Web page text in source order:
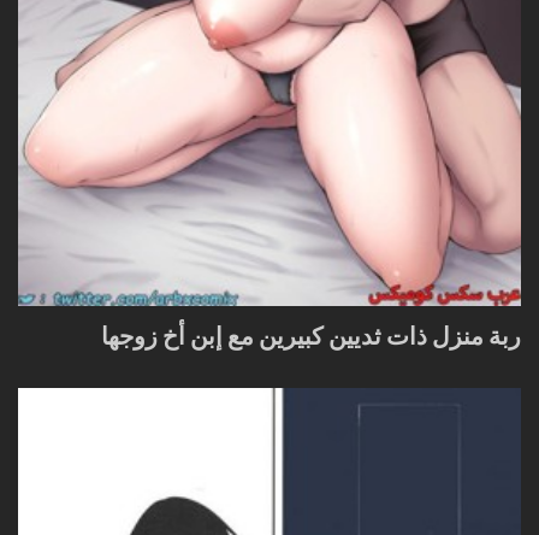
ربة منزل ذات ثديين كبيرين مع إبن أخ زوجها